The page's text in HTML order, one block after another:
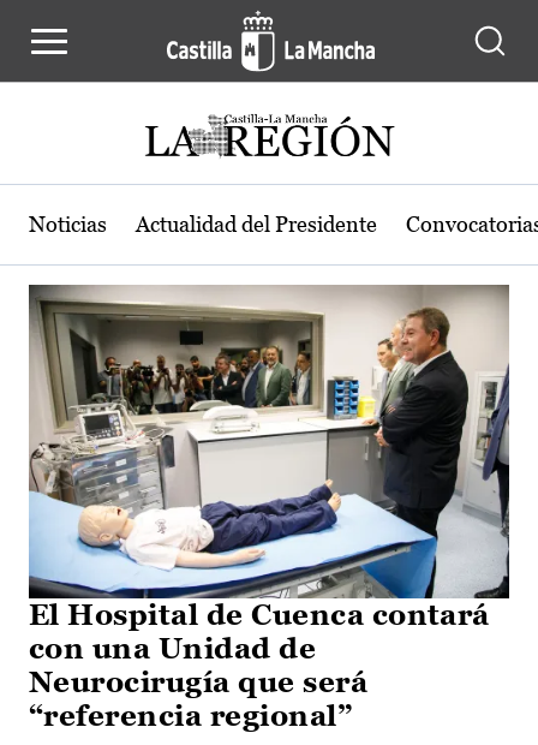
Actualidad de la región de Castilla-
Noticias Actualidad del Presidente
El Hospital de Cuenca contará
con una Unidad de
Neurocirugía que será
“referencia regional”